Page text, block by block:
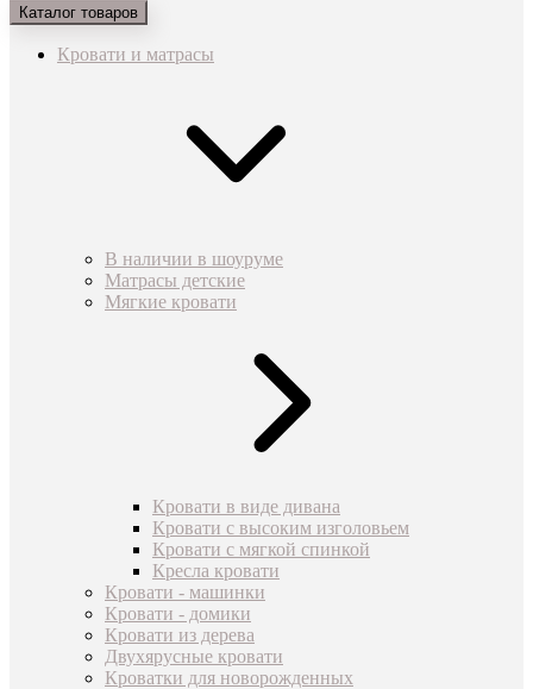
Каталог товаров
Кровати и матрасы
В наличии в шоуруме
Матрасы детские
Мягкие кровати
Кровати в виде дивана
Кровати с высоким изголовьем
Кровати с мягкой спинкой
Кресла кровати
Кровати - машинки
Кровати - домики
Кровати из дерева
Двухярусные кровати
Кроватки для новорожденных